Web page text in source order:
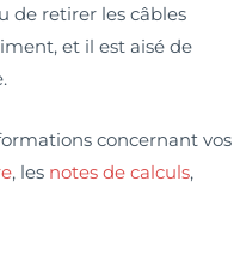
de retirer les câbles
et il est aisé de
concernant vos
, les notes de calculs,